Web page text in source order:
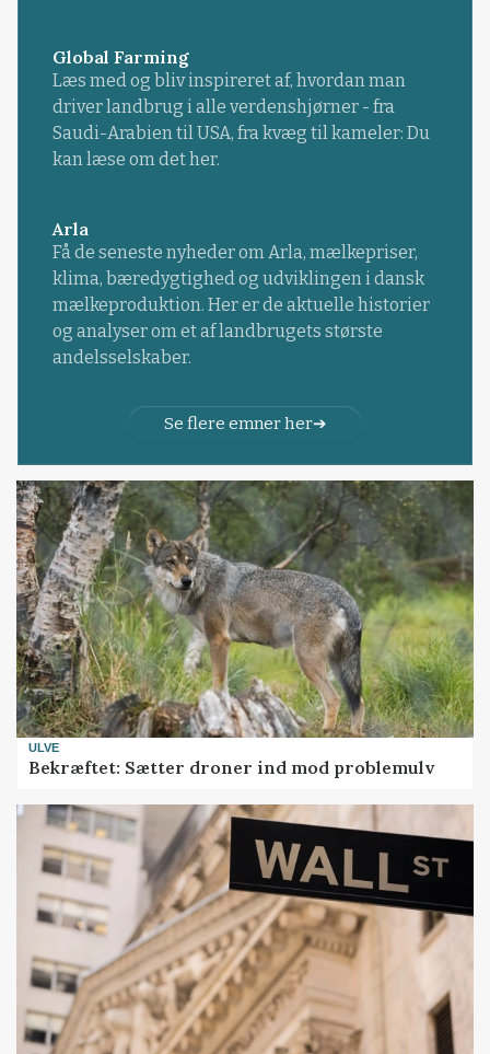
Global Farming
Læs med og bliv inspireret af, hvordan man
driver landbrug i alle verdenshjørner - fra
Saudi-Arabien til USA, fra kvæg til kameler: Du
kan læse om det her.
Arla
Få de seneste nyheder om Arla, mælkepriser,
klima, bæredygtighed og udviklingen i dansk
mælkeproduktion. Her er de aktuelle historier
og analyser om et af landbrugets største
andelsselskaber.
Se flere emner her
ULVE
Bekræftet: Sætter droner ind mod problemulv